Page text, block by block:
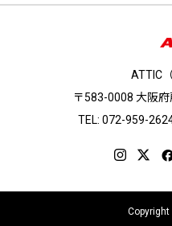
ATTIC
〒583-0008 大阪
TEL: 072-959-
Copyright